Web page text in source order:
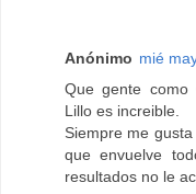
Anónimo mié
Que gente como
Lillo es increible.
Siempre me
que envuelve
resultados no le